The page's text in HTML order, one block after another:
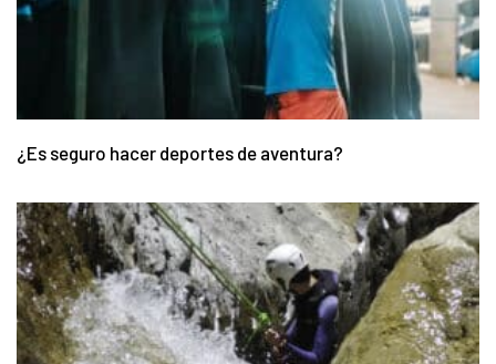
¿Es seguro hacer deportes de aventura?